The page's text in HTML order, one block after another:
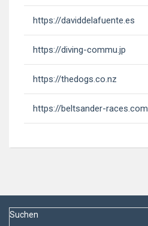
https://daviddelafuente.es
https://diving-commu.jp
https://thedogs.co.nz
https://beltsander-races.com
Suchen